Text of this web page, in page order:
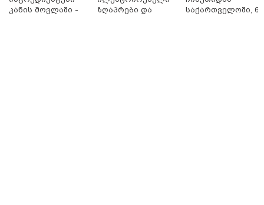
მნიშვნელოვანი ინფორმაცია
კანის მოვლაში -
ზღაპრები და
საქართველოში, 6